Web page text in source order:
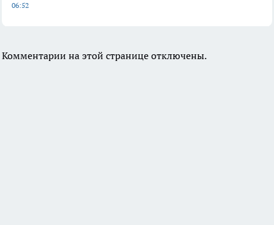
06:52
Комментарии на этой странице отключены.